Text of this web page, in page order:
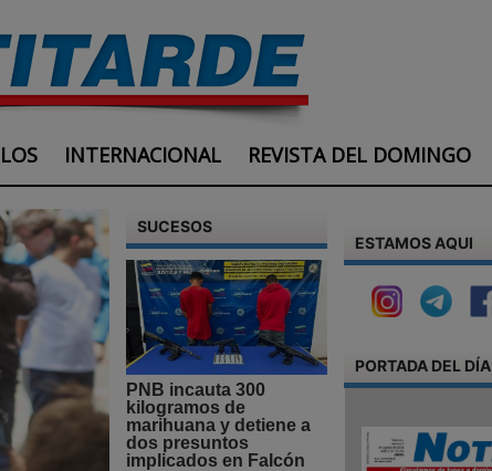
INTERNACIONAL REVISTA DEL DOMINGO
SUCESOS
PNB incauta 300
kilogramos de
marihuana y detiene a
dos presuntos
implicados en Falcón
ESTAMOS AQUI
PORTADA DEL DÍA